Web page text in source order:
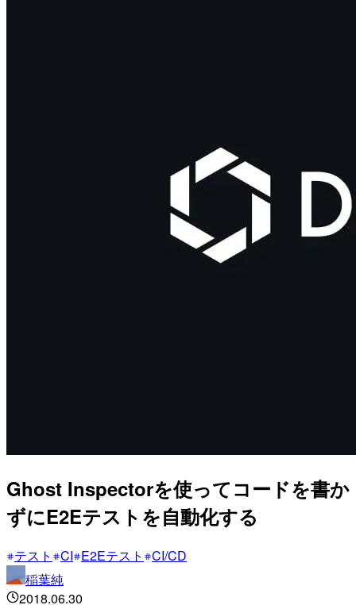
Ghost Inspectorを使ってコードを書か
ずにE2Eテストを自動化する
テスト CI E2Eテスト
CI/CD
稲葉純
2018.06.30